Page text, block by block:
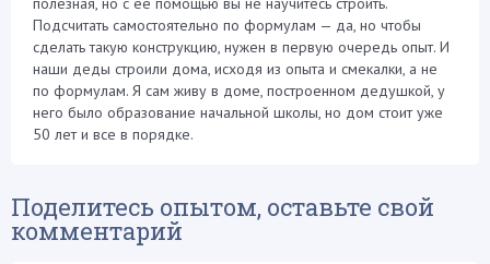
Подсчитать самостоятельно по формулам — да, но чтобы
сделать такую конструкцию, нужен в первую очередь опыт. И
наши деды строили дома, исходя из опыта и смекалки, а не
по формулам. Я сам живу в доме, построенном дедушкой, у
него было образование начальной школы, но дом стоит уже
50 лет и все в порядке.
Поделитесь опытом, оставьте свой
комментарий